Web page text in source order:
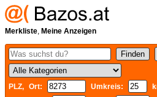
Merkliste, Meine Anzeigen
PLZ, Ort: Umkreis: